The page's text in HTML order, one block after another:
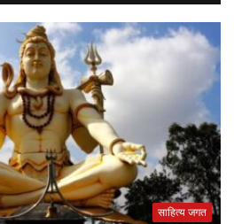
साहित्य जगत